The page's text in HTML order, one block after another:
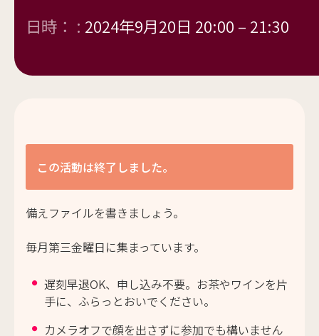
日時： : 2024年9月20日 20:00 – 21:30
この活動は終了しました。
備えファイルを書きましょう。
毎月第三金曜日に集まっています。
遅刻早退OK、申し込み不要。お茶やワインを片
手に、ふらっとおいでください。
カメラオフで顔を出さずに参加でも構いません